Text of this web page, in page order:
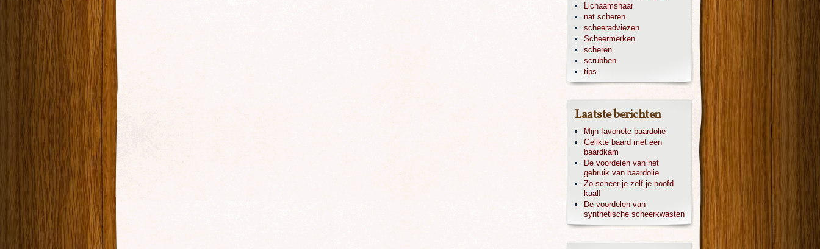
Lichaamshaar
nat scheren
scheeradviezen
Scheermerken
scheren
scrubben
tips
Laatste berichten
Mijn favoriete baardolie
Gelikte baard met een
baardkam
De voordelen van het
gebruik van baardolie
Zo scheer je zelf je hoofd
kaal!
De voordelen van
synthetische scheerkwasten